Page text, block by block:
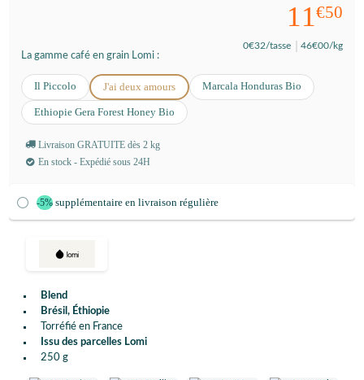
Blend
Brésil, Éthiopie
Torréfié en France
Issu des parcelles Lomi
250 g
11€50
0€32/tasse 46€00/kg
La gamme café en grain Lomi :
Il Piccolo J'ai deux amours Marcala Honduras Bio
Ethiopie Gera Forest Honey Bio
Livraison GRATUITE dès 2 kg
En stock - Expédié sous 24H
-5% supplémentaire en livraison régulière